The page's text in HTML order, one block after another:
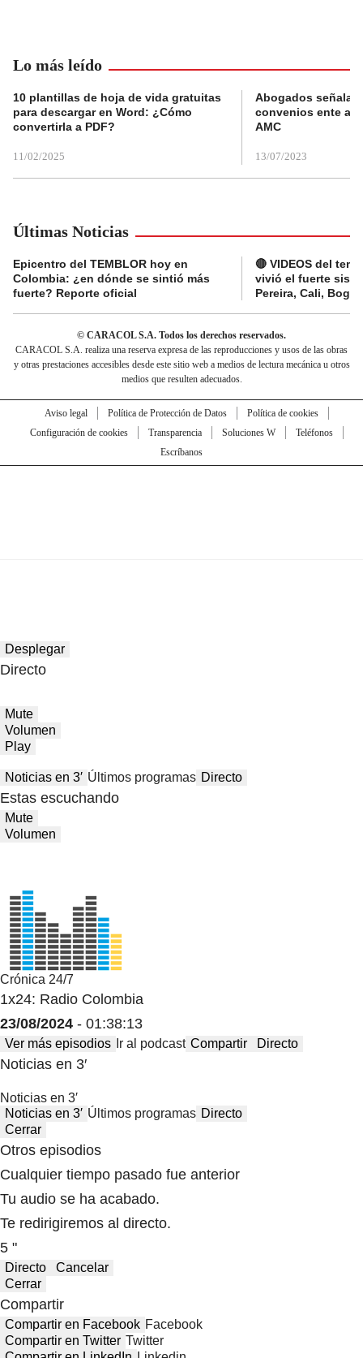
Lo más leído
10 plantillas de hoja de vida gratuitas
para descargar en Word: ¿Cómo
convertirla a PDF?
11/02/2025
Abogados
convenios ente
AMC
13/07/2023
Últimas Noticias
Epicentro del TEMBLOR hoy en
Colombia: ¿en dónde se sintió más
fuerte? Reporte oficial
🔴 VIDEOS del
vivió el fuerte
Pereira, Cali,
© CARACOL S.A. Todos los derechos reservados.
CARACOL S.A. realiza una reserva expresa de las reproducciones y usos de las obras
y otras prestaciones accesibles desde este sitio web a medios de lectura mecánica u otros
medios que resulten adecuados.
Aviso legal Política de Protección de Datos
Política de cookies
Configuración de cookies
Transparencia Soluciones W
Teléfonos
Escríbanos
Desplegar
Directo
Mute
Volumen
Play
Noticias en 3′ Últimos programas Directo
Estas escuchando
Mute
Volumen
Crónica 24/7
1x24: Radio Colombia
23/08/2024 - 01:38:13
Ver más episodios Ir al podcast Compartir Directo
Noticias en 3′
Noticias en 3′
Noticias en 3′ Últimos programas Directo
Cerrar
Otros episodios
Cualquier tiempo pasado fue anterior
Tu audio se ha acabado.
Te redirigiremos al directo.
5 "
Directo
Cancelar
Cerrar
Compartir
Compartir en Facebook Facebook
Compartir en Twitter Twitter